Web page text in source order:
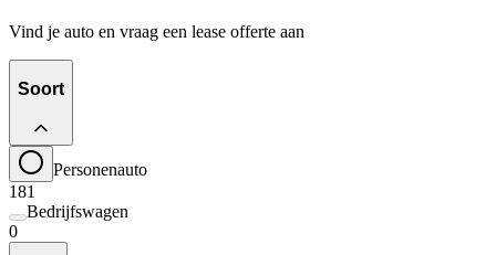
Vind je auto en vraag een lease offerte aan
Soort
Personenauto
181
Bedrijfswagen
0